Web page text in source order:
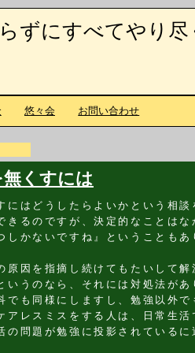
ずにすべてやり尽
悠々会 お問い合わせ
くすには
にはどうしたらよいかという相
きるのですが、決定的なことは
しかないですね』ということも
原因を指摘し続けてもたいして
いうのなら、それには対処法が
でも同様にしますし、勉強以外
アレスミスをする人は、日常生
の問題が勉強に投影されている